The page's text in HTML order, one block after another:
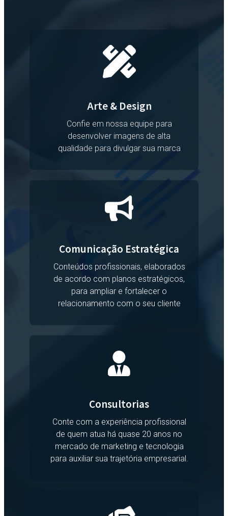
Arte & Design
Confie em nossa equipe para
desenvolver imagens de alta
qualidade para divulgar sua marca
Comunicação Estratégica
Conteúdos profissionais, elaborados
de acordo com planos estratégicos,
para ampliar e fortalecer o
relacionamento com o seu cliente
Consultorias
Conte com a experiência profissional
de quem atua há quase 20 anos no
mercado de marketing e tecnologia
para auxiliar sua trajetória empresarial.